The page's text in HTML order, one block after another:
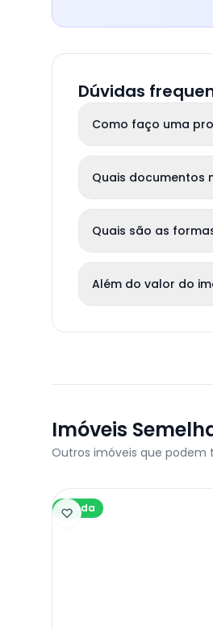
Dúvidas
Como faço uma
Quais documentos
Quais são as
Além do valor do
Imóveis
Outros imóveis que podem
Venda